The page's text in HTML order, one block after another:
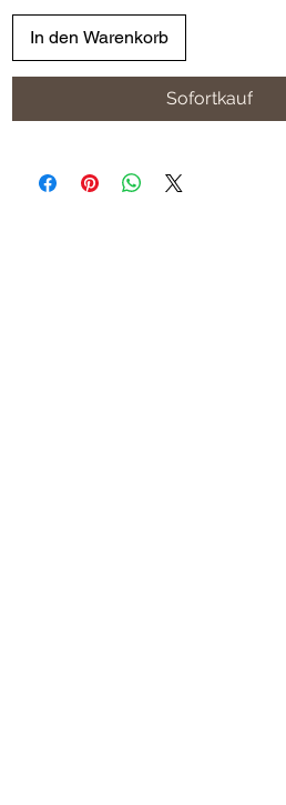
In den Warenkorb
Sofortkauf